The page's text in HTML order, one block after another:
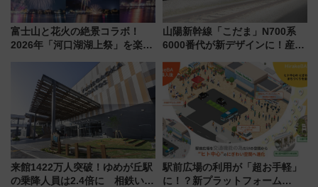
富士山と花火の絶景コラボ！
2026年「河口湖湖上祭」を楽し
山陽新幹線「こだま」N700系
6000番代が新デザインに！産学
用は今冬から
来館1422万人突破！ゆめが丘駅
の乗降人員は2.4倍に 相鉄いず
駅前広場の利用が「超お手軽」
に！？新プラットフォーム